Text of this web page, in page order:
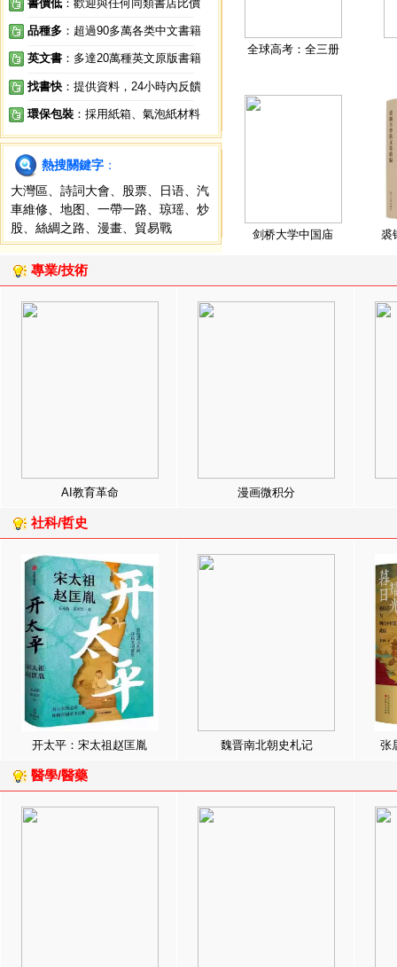
書價低 ：歡迎與任何同類書店比價
品種多 ：超過90多萬各类中文書籍
英文書 ：多達20萬種英文原版書籍
找書快 ：提供資料，24小時內反饋
環保包裝 ：採用紙箱、氣泡紙材料
熱搜關鍵字 ：
大灣區
詩詞大會 股票 日语
汽
車維修
地图 一帶一路 琼瑶
炒
股
絲綢之路 漫畫 貿易戰
全球高考：全三册
剑桥大学中国庙 裘
專業/技術
AI教育革命 漫画微积分
社科/哲史
开太平：宋太祖赵匡胤 魏晋南北朝史札记 张
醫學/醫藥